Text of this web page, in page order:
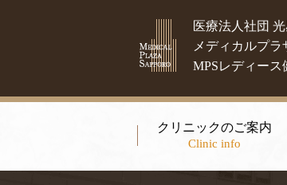
医療法人社団 光
メディカルプ
MPSレディース
クリニックのご案内
Clinic info